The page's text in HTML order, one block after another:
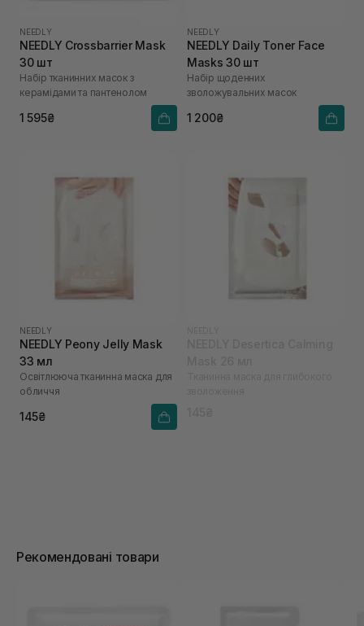
NEEDLY
NEEDLY Crossbarrier Mask
30 шт
Набір тканинних масок з
керамідами та пантенолом
1 595₴
NEEDLY
NEEDLY Daily Toner Face
Masks 30 шт
Набір щоденних
зволожувальних масок
1 200₴
NEEDLY
NEEDLY Peony Jelly Mask
33 мл
Освітлююча тканинна маска для
обличчя
145₴
Рекомендовані товари